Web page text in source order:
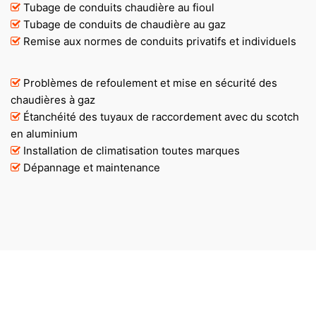
Tubage de conduits chaudière au fioul
Tubage de conduits de chaudière au gaz
Remise aux normes de conduits privatifs et individuels
Problèmes de refoulement et mise en sécurité des
chaudières à gaz
Étanchéité des tuyaux de raccordement avec du scotch
en aluminium
Installation de climatisation toutes marques
Dépannage et maintenance